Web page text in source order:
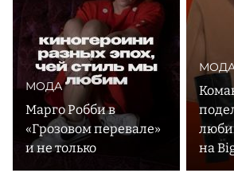
МОДА
Марго Робби в
«Грозовом перевале»
и не только
на